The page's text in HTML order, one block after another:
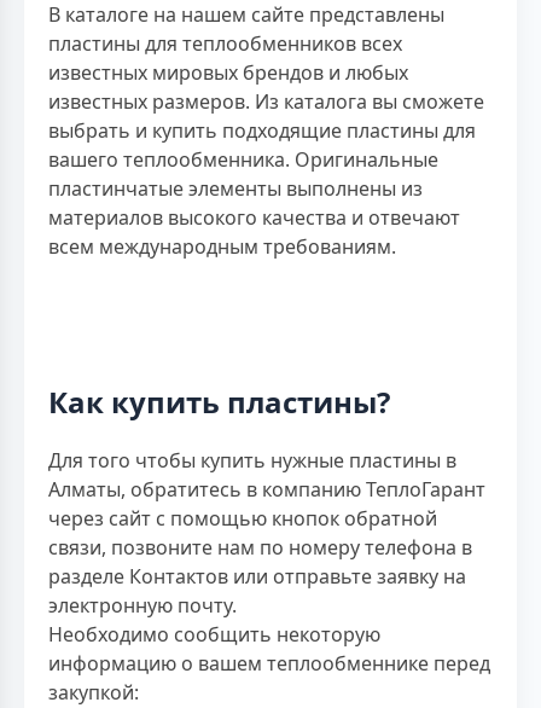
В каталоге на нашем сайте представлены
пластины для теплообменников всех
известных мировых брендов и любых
известных размеров. Из каталога вы сможете
выбрать и купить подходящие пластины для
вашего теплообменника. Оригинальные
пластинчатые элементы выполнены из
материалов высокого качества и отвечают
всем международным требованиям.
Как купить пластины?
Для того чтобы купить нужные пластины в
Алматы, обратитесь в компанию ТеплоГарант
через сайт с помощью кнопок обратной
связи, позвоните нам по номеру телефона в
разделе Контактов или отправьте заявку на
электронную почту.
Необходимо сообщить некоторую
информацию о вашем теплообменнике перед
закупкой: